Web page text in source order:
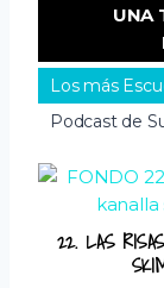
UNA
Los más
Podcast de
22. LAS